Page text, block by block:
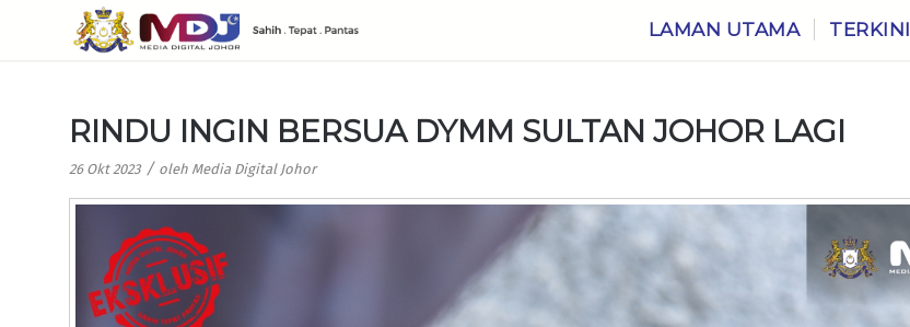
LAMAN UTAMA TERKINI
RINDU INGIN BERSUA DYMM SULTAN JOHOR LAGI
26 Okt 2023 / oleh Media Digital Johor